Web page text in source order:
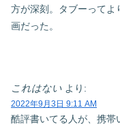
方が深刻。タブーって
画だった。
これはない より:
2022年9月3日 9:11 AM
酷評書いてる人が、携